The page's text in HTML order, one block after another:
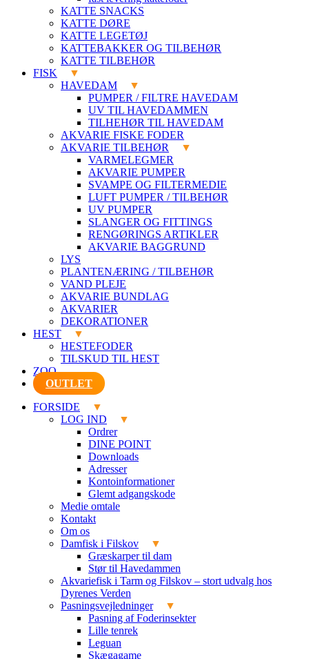
KATTE SNACKS
KATTE DØRE
KATTE LEGETØJ
KATTEBAKKER OG TILBEHØR
KATTE TILBEHØR
FISK
HAVEDAM
PUMPER / FILTRE HAVEDAM
UV TIL HAVEDAMMEN
TILHEHØR TIL HAVEDAM
AKVARIE FISKE FODER
AKVARIE TILBEHØR
VARMELEGMER
AKVARIE PUMPER
SVAMPE OG FILTERMEDIE
LUFT PUMPER / TILBEHØR
UV PUMPER
SLANGER OG FITTINGS
RENGØRINGS ARTIKLER
AKVARIE BAGGRUND
LYS
PLANTENÆRING / TILBEHØR
VAND PLEJE
AKVARIE BUNDLAG
AKVARIER
DEKORATIONER
HEST
HESTEFODER
TILSKUD TIL HEST
ZOO
OUTLET
FORSIDE
LOG IND
Ordrer
DINE POINT
Downloads
Adresser
Kontoinformationer
Glemt adgangskode
Medie omtale
Kontakt
Om os
Damfisk i Filskov
Græskarper til dam
Stør til Havedammen
Akvariefisk i Tarm og Filskov – stort udvalg hos
Dyrenes Verden
Pasningsvejledninger
Pasning af Foderinsekter
Lille tenrek
Leguan
Skægagame